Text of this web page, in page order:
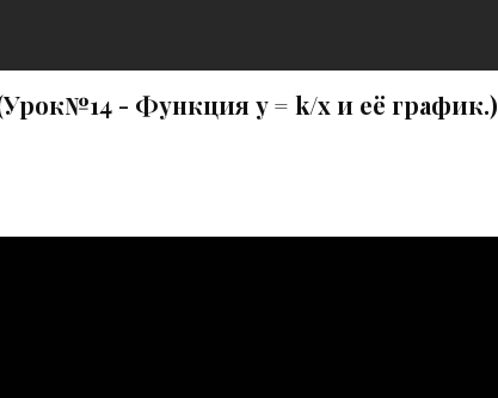
- Функция y = k/x и её график.)